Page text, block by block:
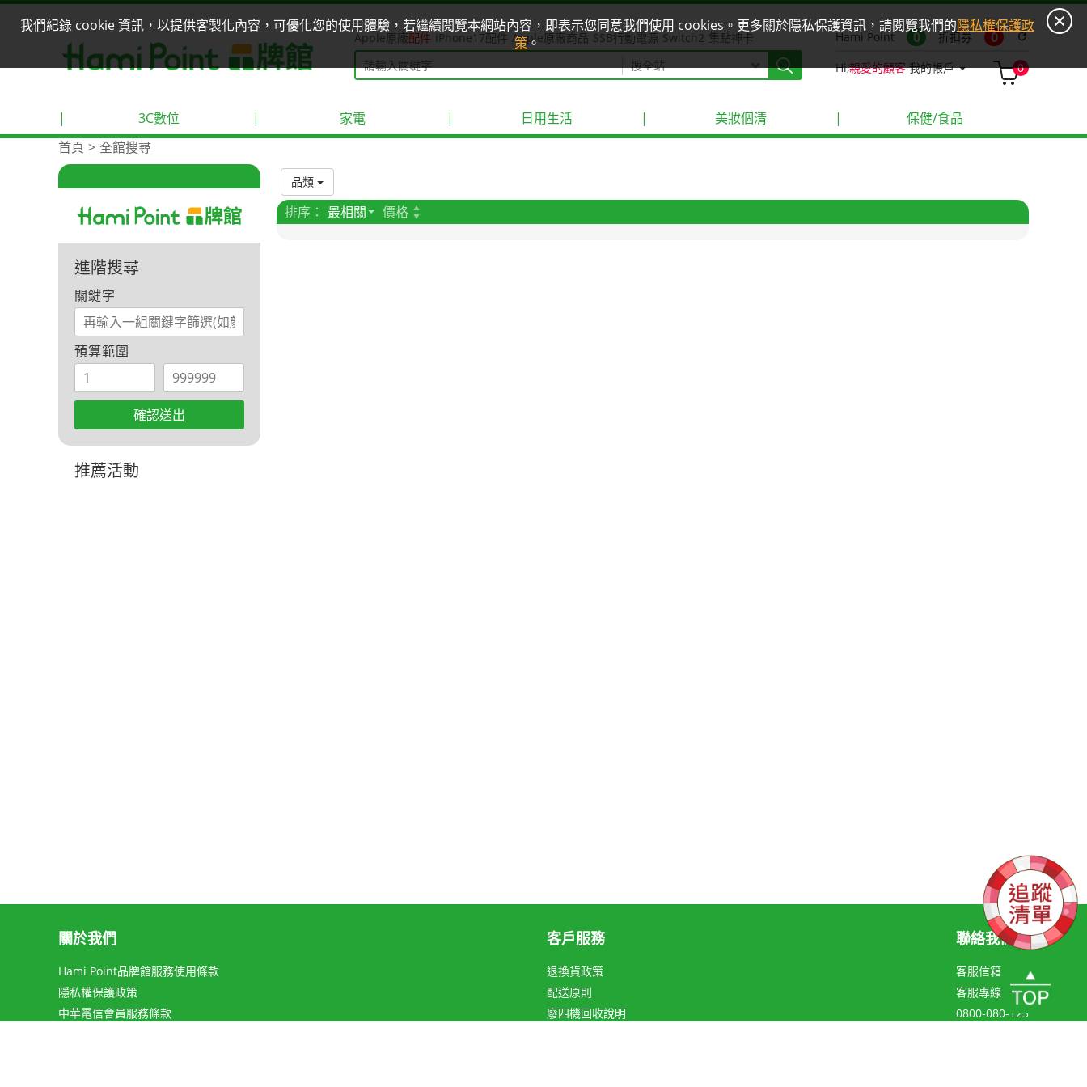
我們紀錄 cookie 資訊，以提供客製化內容，可優化您的使用體驗，若繼續閱覽本網站內容，即表示您同意我們使用 cookies。更多關於隱私保護資訊，請閱覽我們的隱私權保護政
策。
Apple原廠配件 iPhone17配件 Apple原廠商品 SSB行動電源 Switch2 集點神卡 Hami Point 0 折扣券 0 refresh
Hi,親愛的顧客 我的帳戶 0
| 3C數位 | 家電 | 日用生活 | 美妝個清 |
保健/食品
首頁
全館搜尋
進階搜尋
關鍵字
預算範圍
確認送出
推薦活動
品類
排序： 最相關 價格
關於我們
Hami Point品牌館服務使用條款
隱私權保護政策
中華電信會員服務條款
客戶服務
退換貨政策
配送原則
廢四機回收說明
聯絡我們
客服信箱
客服專線
0800-080-123